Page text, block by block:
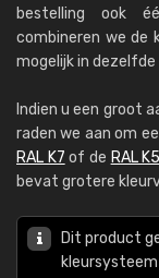
bestelling ook
combineren we de
mogelijk in dezelfde
Indien u een groot
raden we aan om
RAL K7 of de RAL
bevat grotere
Dit product
kleursysteem